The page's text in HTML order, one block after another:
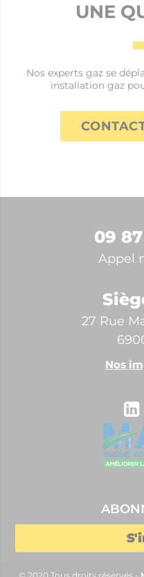
UNE
Nos experts gaz se
installation gaz
09
Appel
27 Rue
Nos